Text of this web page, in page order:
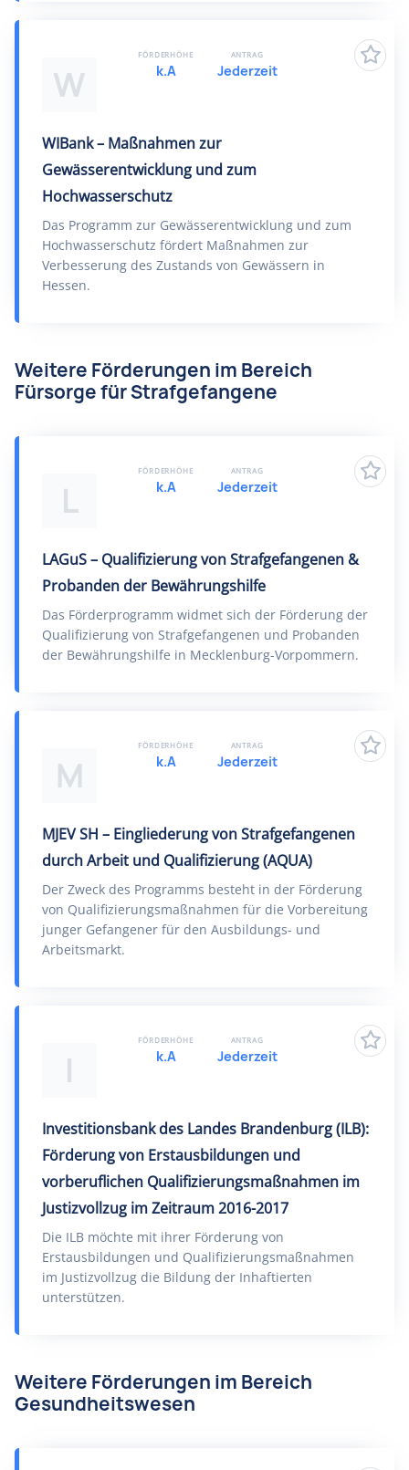
W
WIBank – Maßnahmen zur
Gewässerentwicklung und zum
Hochwasserschutz
Das Programm zur Gewässerentwicklung und zum
Hochwasserschutz fördert Maßnahmen zur
Verbesserung des Zustands von Gewässern in
Hessen.
FÖRDERHÖHE
k.A
ANTRAG
Jederzeit
Weitere Förderungen im Bereich
Fürsorge für Strafgefangene
L
LAGuS – Qualifizierung von Strafgefangenen &
Probanden der Bewährungshilfe
Das Förderprogramm widmet sich der Förderung der
Qualifizierung von Strafgefangenen und Probanden
der Bewährungshilfe in Mecklenburg-Vorpommern.
FÖRDERHÖHE
k.A
ANTRAG
Jederzeit
M
MJEV SH – Eingliederung von Strafgefangenen
durch Arbeit und Qualifizierung (AQUA)
Der Zweck des Programms besteht in der Förderung
von Qualifizierungsmaßnahmen für die Vorbereitung
junger Gefangener für den Ausbildungs- und
Arbeitsmarkt.
FÖRDERHÖHE
k.A
ANTRAG
Jederzeit
I
Investitionsbank des Landes Brandenburg (ILB):
Förderung von Erstausbildungen und
vorberuflichen Qualifizierungsmaßnahmen im
Justizvollzug im Zeitraum 2016-2017
Die ILB möchte mit ihrer Förderung von
Erstausbildungen und Qualifizierungsmaßnahmen
im Justizvollzug die Bildung der Inhaftierten
unterstützen.
FÖRDERHÖHE
k.A
ANTRAG
Jederzeit
Weitere Förderungen im Bereich
Gesundheitswesen